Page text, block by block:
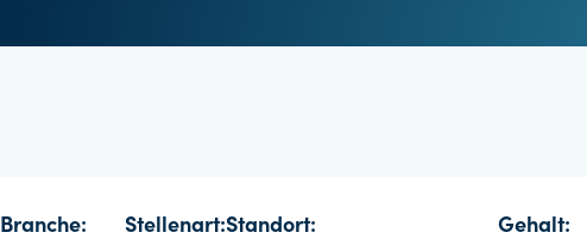
Branche:
Stellenart:Standort:
Gehalt: